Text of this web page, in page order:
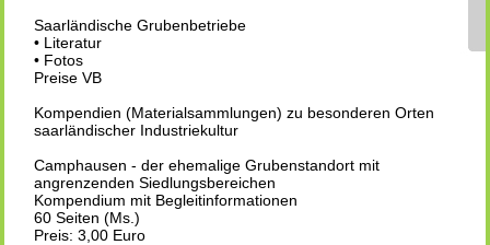
Saarländische Grubenbetriebe
• Literatur
• Fotos
Preise VB
Kompendien (Materialsammlungen) zu besonderen Orten
saarländischer Industriekultur
Camphausen - der ehemalige Grubenstandort mit
angrenzenden Siedlungsbereichen
Kompendium mit Begleitinformationen
60 Seiten (Ms.)
Preis: 3,00 Euro